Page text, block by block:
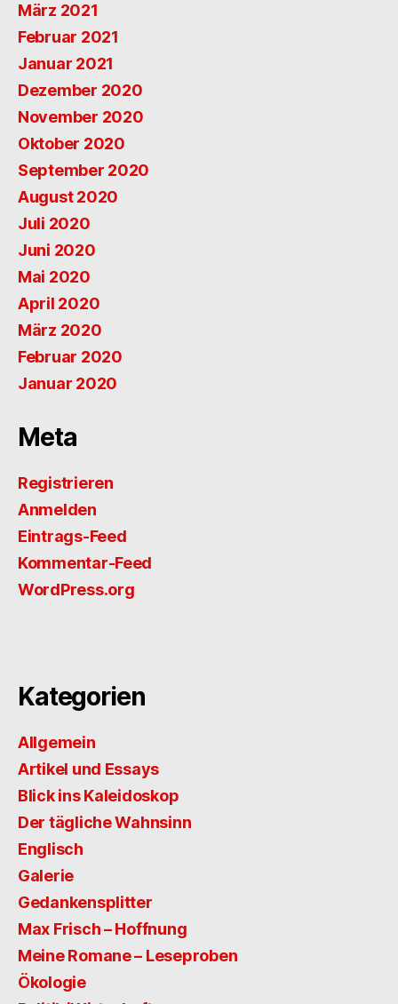
März 2021
Februar 2021
Januar 2021
Dezember 2020
November 2020
Oktober 2020
September 2020
August 2020
Juli 2020
Juni 2020
Mai 2020
April 2020
März 2020
Februar 2020
Januar 2020
Meta
Registrieren
Anmelden
Eintrags-Feed
Kommentar-Feed
WordPress.org
Kategorien
Allgemein
Artikel und Essays
Blick ins Kaleidoskop
Der tägliche Wahnsinn
Englisch
Galerie
Gedankensplitter
Max Frisch – Hoffnung
Meine Romane – Leseproben
Ökologie